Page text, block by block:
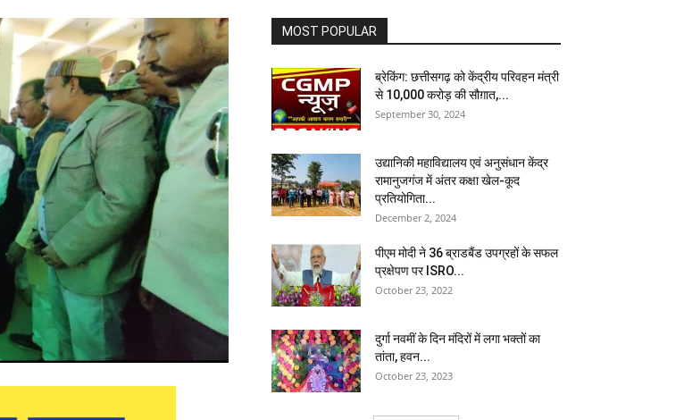
MOST POPULAR
ब्रेकिंग: छत्तीसगढ़ को केंद्रीय परिवहन मंत्री
से 10,000 करोड़ की सौग़ात,...
September 30, 2024
उद्यानिकी महाविद्यालय एवं अनुसंधान केंद्र
रामानुजगंज में अंतर कक्षा खेल-कूद
प्रतियोगिता...
December 2, 2024
पीएम मोदी ने 36 ब्राडबैंड उपग्रहों के सफल
प्रक्षेपण पर ISRO...
October 23, 2022
दुर्गा नवमीं के दिन मंदिरों में लगा भक्तों का
तांता, हवन...
October 23, 2023